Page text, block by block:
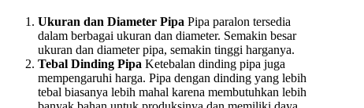
Ukuran dan Diameter Pipa Pipa paralon tersedia
dalam berbagai ukuran dan diameter. Semakin besar
ukuran dan diameter pipa, semakin tinggi harganya.
Tebal Dinding Pipa Ketebalan dinding pipa juga
mempengaruhi harga. Pipa dengan dinding yang lebih
tebal biasanya lebih mahal karena membutuhkan lebih